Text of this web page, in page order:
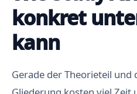
konkret
kann
Gerade der Theorieteil